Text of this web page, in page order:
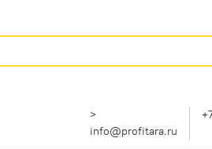
>
info@profitara.ru